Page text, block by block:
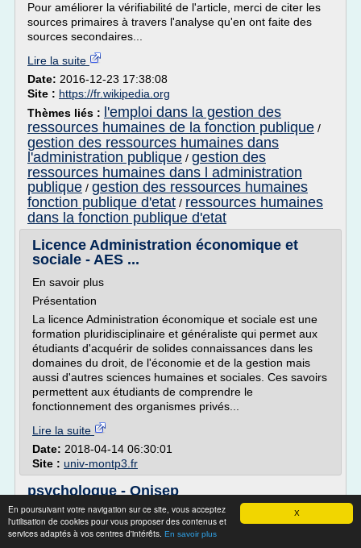
X
En poursuivant votre navigation sur ce site, vous acceptez
l'utilisation de cookies pour vous proposer des contenus et
services adaptés à vos centres d'intérêts. En savoir plus
Pour améliorer la vérifiabilité de l'article, merci de citer les
sources primaires à travers l'analyse qu'en ont faite des
sources secondaires...
Lire la suite
Date: 2016-12-23 17:38:08
Site : https://fr.wikipedia.org
Thèmes liés :
l'emploi dans la gestion des
ressources humaines de la fonction publique /
gestion des ressources humaines dans
l'administration publique / gestion des
ressources humaines dans l administration
publique / gestion des ressources humaines
fonction publique d'etat / ressources humaines
dans la fonction publique d'etat
Licence Administration économique et
sociale - AES ...
En savoir plus
Présentation
La licence Administration économique et sociale est une
formation pluridisciplinaire et généraliste qui permet aux
étudiants d'acquérir de solides connaissances dans les
domaines du droit, de l'économie et de la gestion mais
aussi d'autres sciences humaines et sociales. Ces savoirs
permettent aux étudiants de comprendre le
fonctionnement des organismes privés...
Lire la suite
Date: 2018-04-14 06:30:01
Site : univ-montp3.fr
psychologue - Onisep
Fiche métier
psychologue